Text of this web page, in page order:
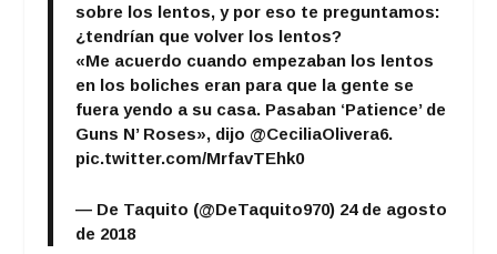
sobre los lentos, y por eso te preguntamos:
¿tendrían que volver los lentos?
«Me acuerdo cuando empezaban los lentos
en los boliches eran para que la gente se
fuera yendo a su casa. Pasaban ‘Patience’ de
Guns N’ Roses», dijo @CeciliaOlivera6.
pic.twitter.com/MrfavTEhk0
— De Taquito (@DeTaquito970) 24 de agosto
de 2018